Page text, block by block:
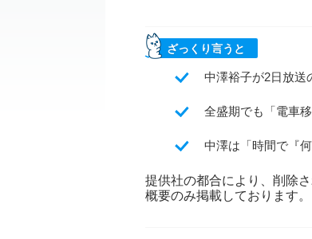
ざっくり言うと
中澤裕子が2日放送
全盛期でも「電車
中澤は「時間で『
提供社の都合により、削除さ
概要のみ掲載しております。